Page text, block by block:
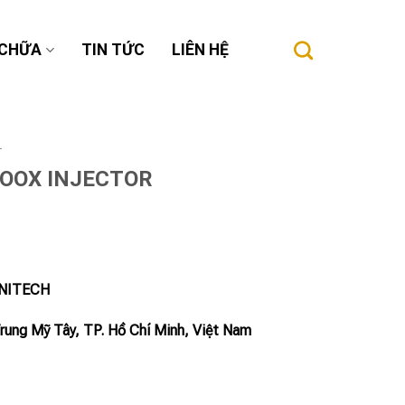
TIN TỨC LIÊN HỆ
INJECTOR
Mỹ Tây, TP. Hồ Chí Minh, Việt Nam